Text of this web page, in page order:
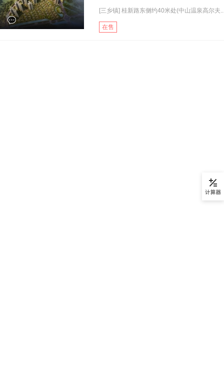
[三乡镇] 桂新路东侧约40米处(中山温泉高尔夫
在售